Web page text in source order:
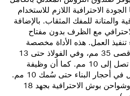
الاحترافية اللازم للاستخدام
للمفك المثقاب. بالإضافة
مع الظرف بدون مفتاح
تنفيذ العمل. هذه الأداة مخصصة
للثقب في الخشب بقطر أقصى 35 مم، وفي الفولاذ حتى 13
مم، ولأقطار البراغي التي تصل إلى 10 مم. كما أن وظيفة
الثقب المطرقي تتيح العمل في أحجار البناء حتى سُمك 10 مم.
تتوافق مع جميع بطاريات وشواحن بوش الاحترافية بجهد 18